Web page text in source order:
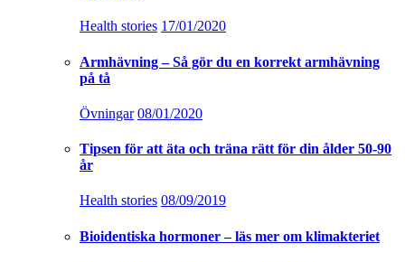
Health stories 17/01/2020
Armhävning – Så gör du en korrekt armhävning
på tå
Övningar 08/01/2020
Tipsen för att äta och träna rätt för din ålder 50-90
år
Health stories 08/09/2019
Bioidentiska hormoner – läs mer om klimakteriet